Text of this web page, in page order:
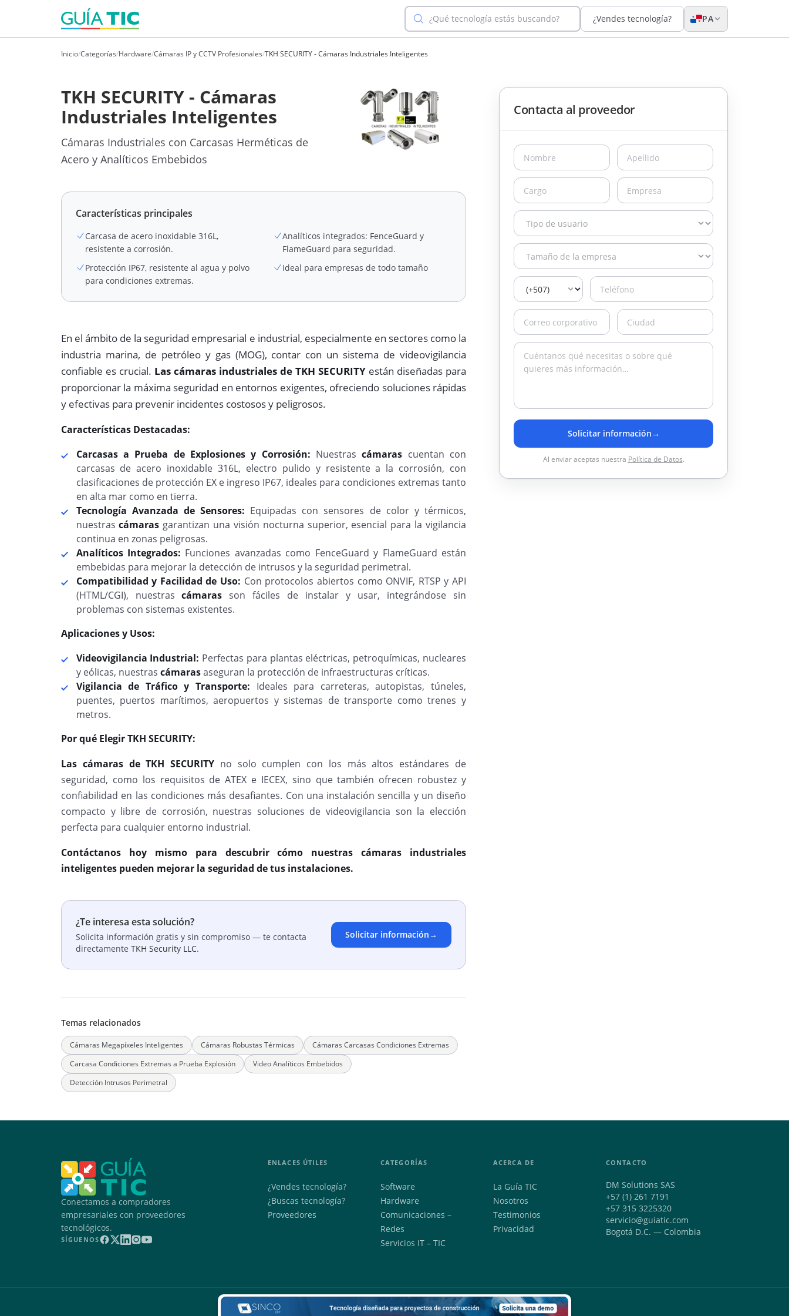
¿Qué tecnología estás buscando? ¿Vendes tecnología? PA
Inicio/Categorías/Hardware/Cámaras IP y CCTV Profesionales/TKH SECURITY - Cámaras Industriales Inteligentes
TKH SECURITY - Cámaras
Industriales Inteligentes
Cámaras Industriales con Carcasas Herméticas de
Acero y Analíticos Embebidos
Características principales
Carcasa de acero inoxidable 316L,
resistente a corrosión.
Analíticos integrados: FenceGuard y
FlameGuard para seguridad.
Protección IP67, resistente al agua y polvo
para condiciones extremas.
Ideal para empresas de todo tamaño
En el ámbito de la seguridad empresarial e industrial, especialmente en sectores como la
industria marina, de petróleo y gas (MOG), contar con un sistema de videovigilancia
confiable es crucial. Las cámaras industriales de TKH SECURITY están diseñadas para
proporcionar la máxima seguridad en entornos exigentes, ofreciendo soluciones rápidas
y efectivas para prevenir incidentes costosos y peligrosos.
Características Destacadas:
Carcasas a Prueba de Explosiones y Corrosión: Nuestrascámaras cuentan con
carcasas de acero inoxidable 316L, electro pulido y resistente a la corrosión, con
clasificaciones de protección EX e ingreso IP67, ideales para condiciones extremas tanto
en alta mar como en tierra.
Tecnología Avanzada de Sensores: Equipadas con sensores de color y térmicos,
nuestrascámaras garantizan una visión nocturna superior, esencial para la vigilancia
continua en zonas peligrosas.
Analíticos Integrados: Funciones avanzadas como FenceGuard y FlameGuard están
embebidas para mejorar la detección de intrusos y la seguridad perimetral.
Compatibilidad y Facilidad de Uso: Con protocolos abiertos como ONVIF, RTSP y API
(HTML/CGI), nuestrascámaras son fáciles de instalar y usar, integrándose sin
problemas con sistemas existentes.
Aplicaciones y Usos:
Videovigilancia Industrial: Perfectas para plantas eléctricas, petroquímicas, nucleares
y eólicas, nuestras cámarasaseguran la protección de infraestructuras críticas.
Vigilancia de Tráfico y Transporte: Ideales para carreteras, autopistas, túneles,
puentes, puertos marítimos, aeropuertos y sistemas de transporte como trenes y
metros.
Por qué Elegir TKH SECURITY:
Las cámaras de TKH SECURITY no solo cumplen con los más altos estándares de
seguridad, como los requisitos de ATEX e IECEX, sino que también ofrecen robustez y
confiabilidad en las condiciones más desafiantes. Con una instalación sencilla y un diseño
compacto y libre de corrosión, nuestras soluciones de videovigilancia son la elección
perfecta para cualquier entorno industrial.
Contáctanos hoy mismo para descubrir cómo nuestras cámaras industriales
inteligentes pueden mejorar la seguridad de tus instalaciones.
¿Te interesa esta solución?
Solicita información gratis y sin compromiso — te contacta
directamente TKH Security LLC.
Solicitar información→
Temas relacionados
Cámaras Megapíxeles Inteligentes Cámaras Robustas Térmicas
Cámaras Carcasas Condiciones Extremas
Carcasa Condiciones Extremas a Prueba Explosión
Video Analíticos Embebidos
Detección Intrusos Perimetral
Contacta al proveedor
Solicitar información→
Al enviar aceptas nuestra Política de Datos.
Conectamos a compradores
empresariales con proveedores
tecnológicos.
SÍGUENOS
ENLACES ÚTILES
¿Vendes tecnología?
¿Buscas tecnología?
Proveedores
CATEGORÍAS
Software
Hardware
Comunicaciones –
Redes
Servicios IT – TIC
ACERCA DE
La Guía TIC
Nosotros
Testimonios
Privacidad
CONTACTO
DM Solutions SAS
+57 (1) 261 7191
+57 315 3225320
servicio@guiatic.com
Bogotá D.C. — Colombia
2026 © DM Solutions SAS — Todos los derechos reservados